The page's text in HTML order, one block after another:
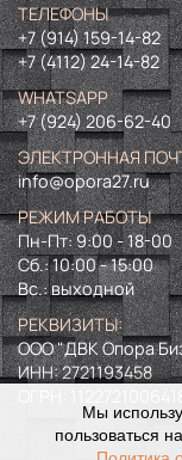
ТЕЛЕФОНЫ
+7 (914) 159-14-82
+7 (4112) 24-14-82
WHATSAPP
+7 (924) 206-62-40
ЭЛЕКТРОННАЯ
info@opora27.ru
РЕЖИМ РАБОТЫ
Пн-Пт: 9:00 - 18-00
Сб.: 10:00 - 15:00
Вс.: выходной
РЕКВИЗИТЫ:
ООО "ДВК Опора
ИНН:2721193458
Мы
пользоваться